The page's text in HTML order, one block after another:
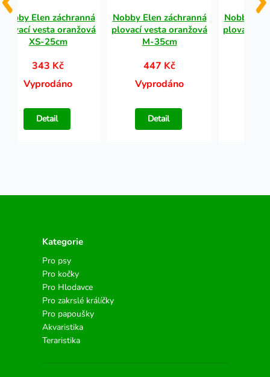
Nobby Elen záchranná
plovací vesta oranžová
XS-25cm
343 Kč
Vyprodáno
Detail
Nobby Elen záchranná
plovací vesta oranžová
M-35cm
447 Kč
Vyprodáno
Detail
Nobby
plovací
Kategorie
Pro psy
Pro kočky
Pro Hlodavce
Pro zakrslé králíčky
Pro papoušky
Akvaristika
Teraristika